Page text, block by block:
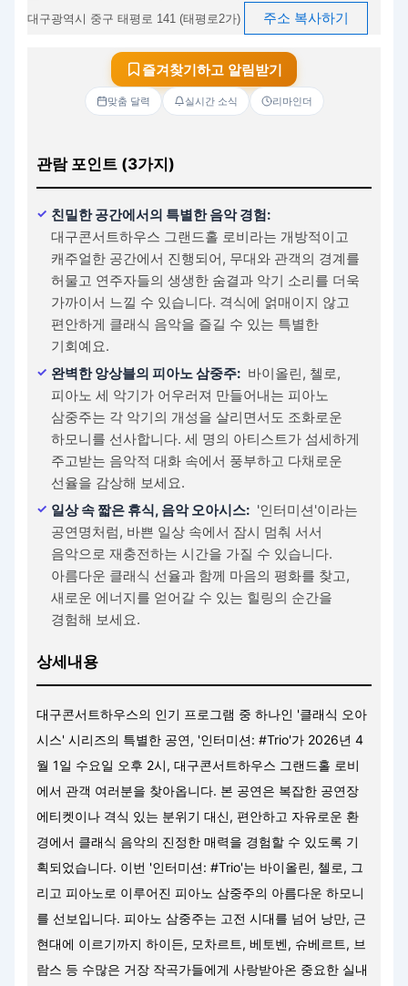
대구광역시 중구 태평로 141 (태평로2가) 주소 복사하기
즐겨찾기하고 알림받기
맞춤 달력 실시간 소식 리마인더
관람 포인트 (3가지)
친밀한 공간에서의 특별한 음악 경험:
대구콘서트하우스 그랜드홀 로비라는 개방적이고
캐주얼한 공간에서 진행되어, 무대와 관객의 경계를
허물고 연주자들의 생생한 숨결과 악기 소리를 더욱
가까이서 느낄 수 있습니다. 격식에 얽매이지 않고
편안하게 클래식 음악을 즐길 수 있는 특별한
기회예요.
완벽한 앙상블의 피아노 삼중주: 바이올린, 첼로,
피아노 세 악기가 어우러져 만들어내는 피아노
삼중주는 각 악기의 개성을 살리면서도 조화로운
하모니를 선사합니다. 세 명의 아티스트가 섬세하게
주고받는 음악적 대화 속에서 풍부하고 다채로운
선율을 감상해 보세요.
일상 속 짧은 휴식, 음악 오아시스: '인터미션'이라는
공연명처럼, 바쁜 일상 속에서 잠시 멈춰 서서
음악으로 재충전하는 시간을 가질 수 있습니다.
아름다운 클래식 선율과 함께 마음의 평화를 찾고,
새로운 에너지를 얻어갈 수 있는 힐링의 순간을
경험해 보세요.
상세내용
대구콘서트하우스의 인기 프로그램 중 하나인 '클래식 오아
시스' 시리즈의 특별한 공연, '인터미션: #Trio'가 2026년 4
월 1일 수요일 오후 2시, 대구콘서트하우스 그랜드홀 로비
에서 관객 여러분을 찾아옵니다. 본 공연은 복잡한 공연장
에티켓이나 격식 있는 분위기 대신, 편안하고 자유로운 환
경에서 클래식 음악의 진정한 매력을 경험할 수 있도록 기
획되었습니다. 이번 '인터미션: #Trio'는 바이올린, 첼로, 그
리고 피아노로 이루어진 피아노 삼중주의 아름다운 하모니
를 선보입니다. 피아노 삼중주는 고전 시대를 넘어 낭만, 근
현대에 이르기까지 하이든, 모차르트, 베토벤, 슈베르트, 브
람스 등 수많은 거장 작곡가들에게 사랑받아온 중요한 실내